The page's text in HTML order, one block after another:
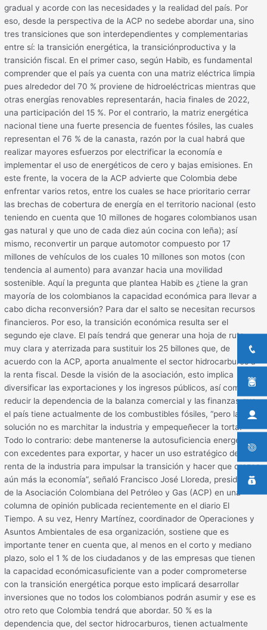
gradual y acorde con las necesidades y la realidad del país. Por
eso, desde la perspectiva de la ACP no sedebe abordar una, sino
tres transiciones que son interdependientes y complementarias
entre sí: la transición energética, la transiciónproductiva y la
transición fiscal. En el primer caso, según Habib, es fundamental
comprender que el país ya cuenta con una matriz eléctrica limpia
pues alrededor del 70 % proviene de hidroeléctricas mientras que
otras energías renovables representarán, hacia finales de 2022,
una participación del 15 %. Por el contrario, la matriz energética
nacional tiene una fuerte presencia de fuentes fósiles, las cuales
representan el 76 % de la canasta, razón por la cual habrá que
realizar mayores esfuerzos por electrificar la economía e
implementar el uso de energéticos de cero y bajas emisiones. En
este frente, la vocera de la ACP advierte que Colombia debe
enfrentar varios retos, entre los cuales se hace prioritario cerrar
las brechas de cobertura de energía en el territorio nacional (esto
teniendo en cuenta que 10 millones de hogares colombianos usan
gas natural y que uno de cada diez aún cocina con leña); así
mismo, reconvertir un parque automotor compuesto por 17
millones de vehículos de los cuales 10 millones son motos (con
tendencia al aumento) para avanzar hacia una movilidad
sostenible. Aquí la pregunta que plantea Habib es ¿tiene la gran
mayoría de los colombianos la capacidad económica para llevar a
cabo dicha reconversión? Para dar el salto se necesitan recursos
financieros. Por eso, la transición económica resulta ser el
segundo eje clave. El país tendrá que generar una hoja de ruta
muy clara y aterrizada para sustituir los 25 billones que, de
acuerdo con la ACP, aporta anualmente el sector hidrocarburos a
la renta fiscal. Desde la visión de la asociación, esto implica
diversificar las exportaciones y los ingresos públicos, así como
reducir la dependencia de la balanza comercial y las finanzas que
el país tiene actualmente de los combustibles fósiles, “pero la
solución no es marchitar la industria y empequeñecer la torta.
Todo lo contrario: debe mantenerse la autosuficiencia energética,
con excedentes para exportar, y hacer un uso estratégico de la
renta de la industria para impulsar la transición y hacer que crezca
aún más la economía”, señaló Francisco José Lloreda, presidente
de la Asociación Colombiana del Petróleo y Gas (ACP) en una
columna de opinión publicada recientemente en el diario El
Tiempo. A su vez, Henry Martínez, coordinador de Operaciones y
Asuntos Ambientales de esa organización, sostiene que es
importante tener en cuenta que, al menos en el corto y mediano
plazo, solo el 1 % de los ciudadanos y de las empresas que tienen
la capacidad económicasuficiente van a poder comprometerse
con la transición energética porque esto implicará desarrollar
inversiones que no todos los colombianos podrán asumir y ese es
otro reto que Colombia tendrá que abordar. 50 % es la
dependencia que, del sector hidrocarburos, tienen actualmente